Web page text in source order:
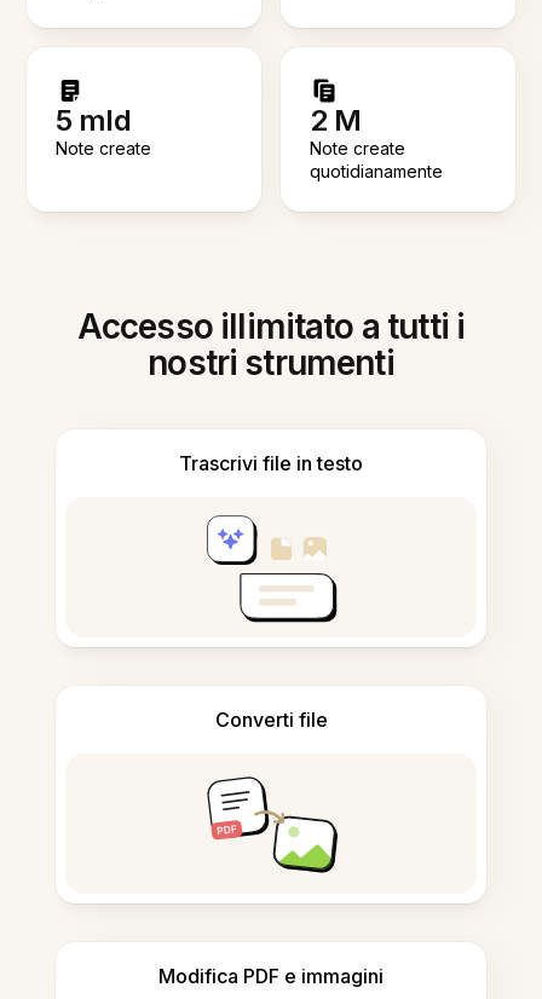
5 mld
Note create
2 M
Note create
quotidianamente
Accesso illimitato a tutti i
nostri strumenti
Trascrivi file in testo
Converti file
Modifica PDF e immagini